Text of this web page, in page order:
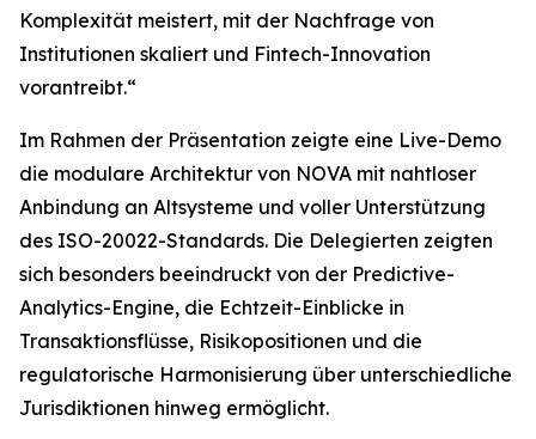
Komplexität meistert, mit der Nachfrage von
Institutionen skaliert und Fintech-Innovation
vorantreibt.“
Im Rahmen der Präsentation zeigte eine Live-Demo
die modulare Architektur von NOVA mit nahtloser
Anbindung an Altsysteme und voller Unterstützung
des ISO-20022-Standards. Die Delegierten zeigten
sich besonders beeindruckt von der Predictive-
Analytics-Engine, die Echtzeit-Einblicke in
Transaktionsflüsse, Risikopositionen und die
regulatorische Harmonisierung über unterschiedliche
Jurisdiktionen hinweg ermöglicht.